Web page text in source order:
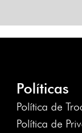
Políticas
Política de
Política de